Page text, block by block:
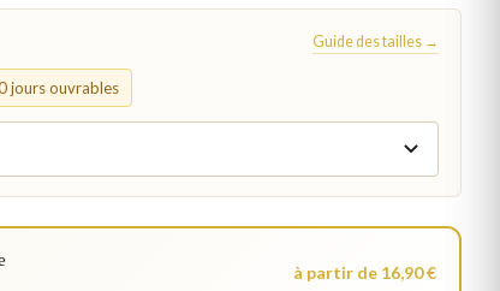
Guide des tailles →
jours ouvrables
à partir de 16,90 €